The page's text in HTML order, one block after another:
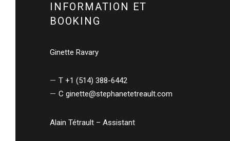
INFORMATION ET
BOOKING
Ginette Ravary
T +1 (514) 388-6442
C ginette@stephanetetreault.com
Alain Tétrault – Assistant